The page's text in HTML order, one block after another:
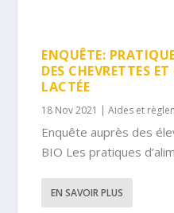
ENQUÊTE:
DES CHEVRETTES
LACTÉE
18 Nov 2021 |Aides et
Enquête auprès des
BIO Les pratiques
EN SAVOIR PLUS